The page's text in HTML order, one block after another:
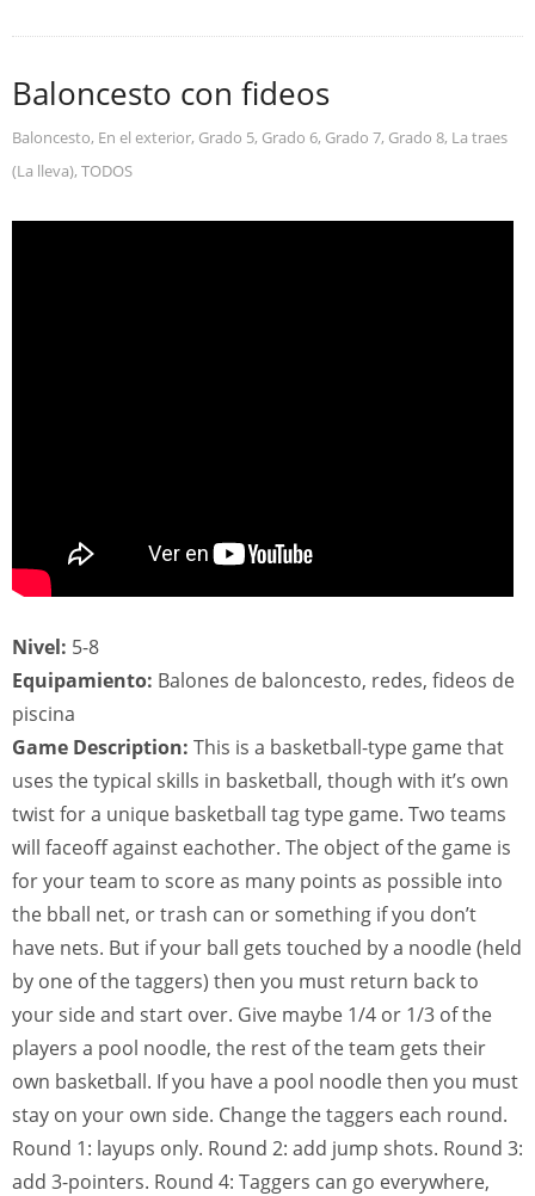
Baloncesto con fideos
Baloncesto, En el exterior, Grado 5, Grado 6, Grado 7, Grado 8, La traes
(La lleva), TODOS
Nivel: 5-8
Equipamiento: Balones de baloncesto, redes, fideos de
piscina
Game Description: This is a basketball-type game that
uses the typical skills in basketball, though with it’s own
twist for a unique basketball tag type game. Two teams
will faceoff against eachother. The object of the game is
for your team to score as many points as possible into
the bball net, or trash can or something if you don’t
have nets. But if your ball gets touched by a noodle (held
by one of the taggers) then you must return back to
your side and start over. Give maybe 1/4 or 1/3 of the
players a pool noodle, the rest of the team gets their
own basketball. If you have a pool noodle then you must
stay on your own side. Change the taggers each round.
Round 1: layups only. Round 2: add jump shots. Round 3:
add 3-pointers. Round 4: Taggers can go everywhere,